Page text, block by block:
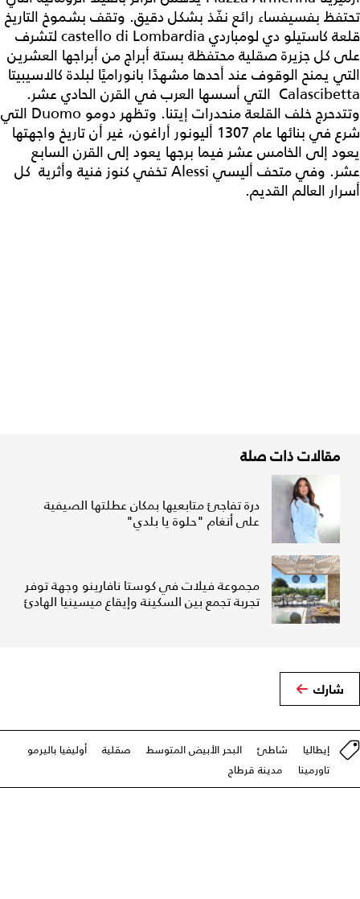
تحتفظ بفسيفساء رائع نفّذ بشكل دقيق. وتقف بشموخ التاريخ
قلعة كاستيلو دي لومباردي castello di Lombardia لتشرف
على كل جزيرة صقلية محتفظة بستة أبراج من أبراجها العشرين
التي يمنح الوقوف عند أحدها مشهدًا بانوراميًا لبلدة كالاسيبيتا
Calascibetta التي أسسها العرب في القرن الحادي عشر.
وتتدحرج خلف القلعة منحدرات إيتنا. وتظهر دومو Duomo التي
شرع في بنائها عام 1307 أليونور أراغون، غير أن تاريخ واجهتها
يعود إلى الخامس عشر فيما برجها يعود إلى القرن السابع
عشر. وفي متحف أليسي Alessi تخفي كنوز فنية وأثرية كل
أسرار العالم القديم.
مقالات ذات صلة
درة تفاجئ متابعيها بمكان عطلتها الصيفية
على أنغام "حلوة يا بلدي"
مجموعة فيلات في كوستا نافارينو وجهة توفر
تجربة تجمع بين السكينة وإيقاع ميسينيا الهادئ
شارك
إيطاليا شاطئ البحر الأبيض المتوسط صقلية
أوليفيا باليرمو
تاورمينا
مدينة قرطاج